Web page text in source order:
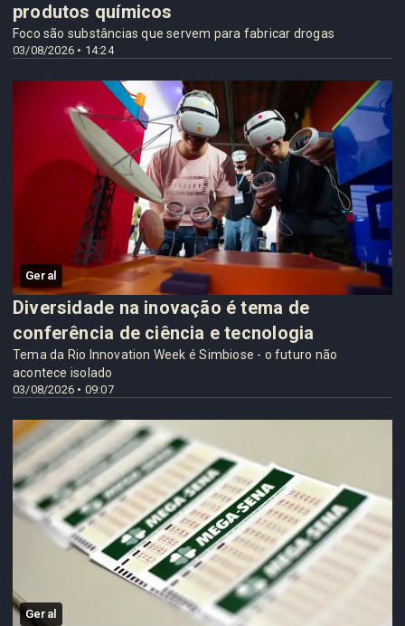
03/08/2026 • 14:24
produtos químicos
Foco são substâncias que servem para fabricar drogas
Geral
03/08/2026 • 09:07
Diversidade na inovação é tema de
conferência de ciência e tecnologia
Tema da Rio Innovation Week é Simbiose - o futuro não
acontece isolado
Geral